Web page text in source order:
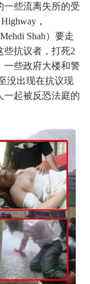
一些流离失所的受
，
Shah）要走
些抗议者，打死2
一些政府大楼和警
没出现在抗议现
一起被反恐法庭的